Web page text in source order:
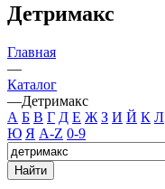
Детримакс
Главная
—
Каталог
—Детримакс
А Б В Г Д Е Ж З И Й К Л
Ю Я A-Z 0-9
Найти